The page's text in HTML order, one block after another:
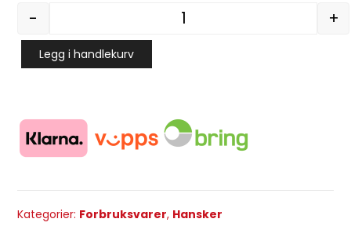
Latex Neoprene HD
- +
Legg i handlekurv
Kategorier: Forbruksvarer, Hansker